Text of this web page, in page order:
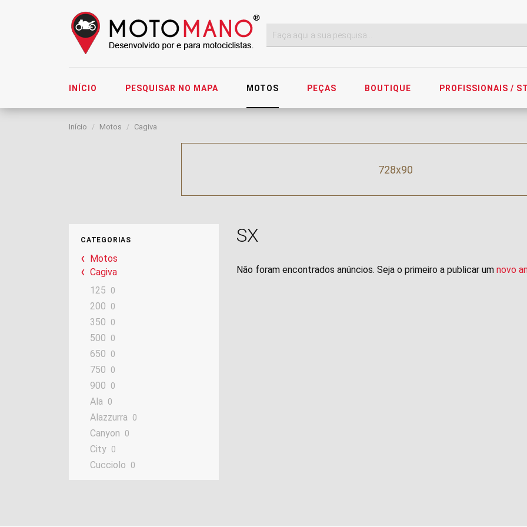
INÍCIO PESQUISAR NO MAPA MOTOS PEÇAS BOUTIQUE PROFISSIONAIS /
Início Motos Cagiva
728x90
CATEGORIAS
Motos
Cagiva
125
0
200 0
350 0
500 0
650 0
750 0
900 0
Ala 0
Alazzurra 0
Canyon 0
City 0
Cucciolo 0
SX
Não foram encontrados anúncios. Seja o primeiro a publicar um novo